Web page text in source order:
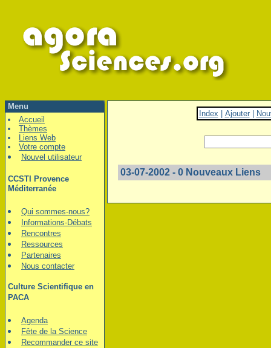
Menu
Accueil
Thèmes
Liens Web
Votre compte
Nouvel utilisateur
CCSTI Provence
Méditerranée
Qui sommes-nous?
Informations-Débats
Rencontres
Ressources
Partenaires
Nous contacter
Culture Scientifique en
PACA
Agenda
Fête de la Science
Recommander ce site
Index Ajouter
03-07-2002 - 0 Nouveaux Liens